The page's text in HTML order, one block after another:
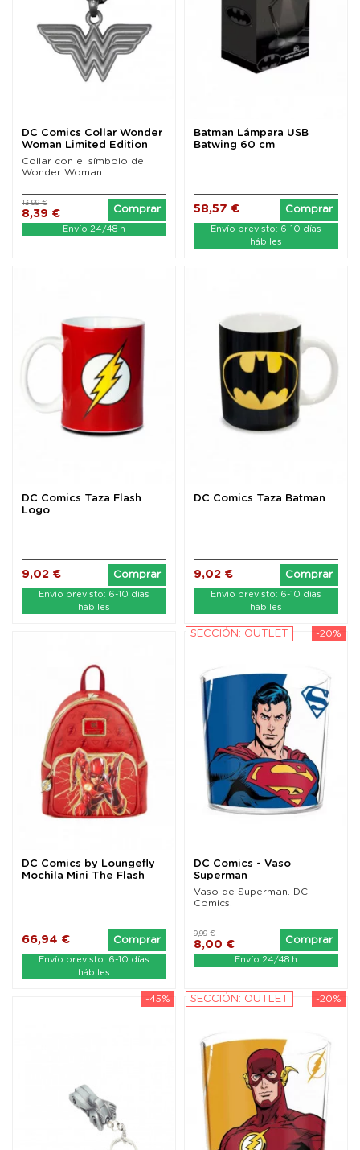
DC Comics Collar Wonder
Woman Limited Edition
Collar con el símbolo de
Wonder Woman
8,39 €
13,99 €
Comprar
Envío 24/48 h
Batman Lámpara USB
Batwing 60 cm
58,57 € Comprar
Envío previsto: 6-10 días
hábiles
DC Comics Taza Flash
Logo
9,02 € Comprar
Envío previsto: 6-10 días
hábiles
DC Comics Taza Batman
9,02 € Comprar
Envío previsto: 6-10 días
hábiles
DC Comics by Loungefly
Mochila Mini The Flash
66,94 € Comprar
Envío previsto: 6-10 días
hábiles
-20%
SECCIÓN: OUTLET
DC Comics - Vaso
Superman
Vaso de Superman. DC
Comics.
8,00 €
9,99 €
Comprar
Envío 24/48 h
-45% -20%
SECCIÓN: OUTLET